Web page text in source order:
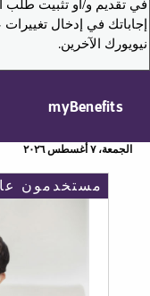
في تقديم و/أو تثبيت
إجاباتك في إدخال
نيويورك الآخرين.
myBenefits
الجمعة، ٧ أغسطس ٢٠٢٦
مستخدمون